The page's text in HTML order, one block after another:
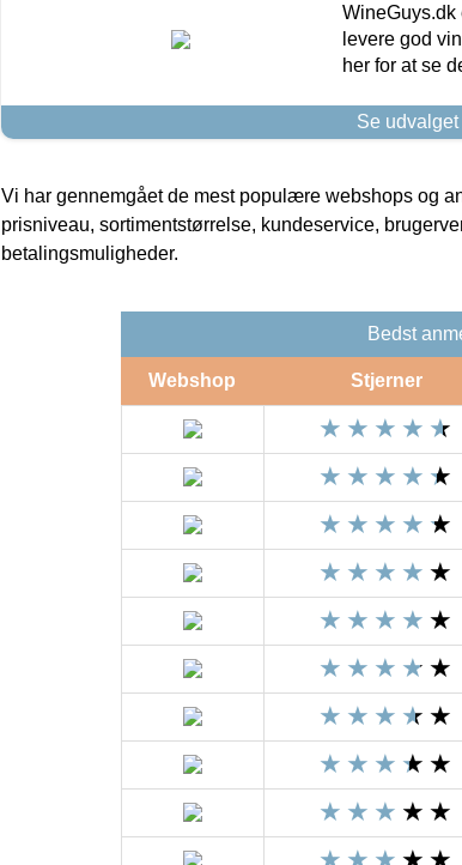
WineGuys.dk
levere god
her for at se
Se
Vi har gennemgået de mest populære webshops og
prisniveau, sortimentstørrelse, kundeservice,
betalingsmuligheder.
Bedst
Webshop Stjerner